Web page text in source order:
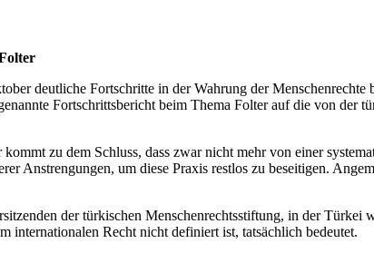
deutliche Fortschritte in der Wahrung der Menschenrechte
Fortschrittsbericht beim Thema Folter auf die von
zu dem Schluss, dass zwar nicht mehr von einer
Anstrengungen, um diese Praxis restlos zu beseitigen.
der türkischen Menschenrechtsstiftung, in der
internationalen Recht nicht definiert ist, tatsächlich bedeutet.